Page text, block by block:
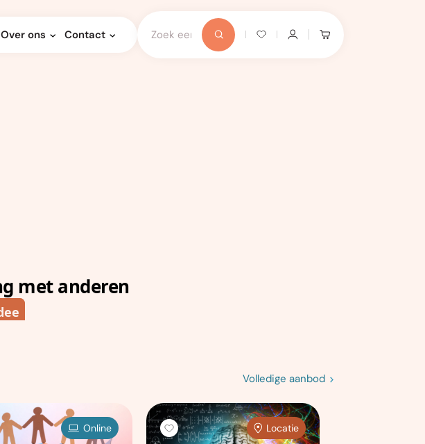
Over ons Contact
Volledige aanbod
Online Locatie